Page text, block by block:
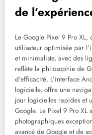
de
Le Google Pixel 9 Pro XL,
utilisateur optimisée par
et minimaliste, avec des
reflète la philosophie de
d’efficacité. L’interface
logicielle, offre une
jour logicielles rapides et
Google. Le Pixel 9 Pro XL
photographiques
avancé de Google et de